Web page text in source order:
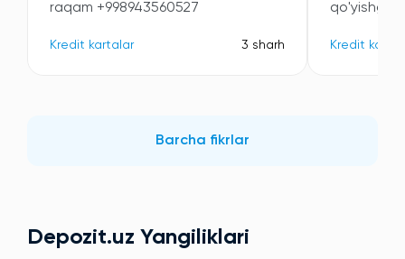
raqam +998943560527
Kredit kartalar 3 sharh Kredit
Barcha fikrlar
Depozit.uz Yangiliklari